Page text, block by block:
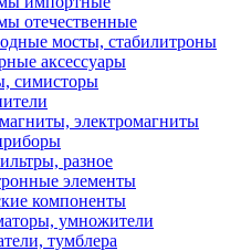
отечественные
мосты, стабилитроны
аксессуары
симисторы
электромагниты
разное
элементы
компоненты
умножители
тумблера